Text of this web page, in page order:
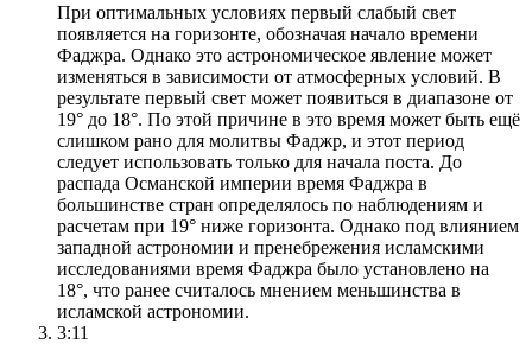
При оптимальных условиях первый слабый свет
появляется на горизонте, обозначая начало времени
Фаджра. Однако это астрономическое явление может
изменяться в зависимости от атмосферных условий. В
результате первый свет может появиться в диапазоне от
19° до 18°. По этой причине в это время может быть ещё
слишком рано для молитвы Фаджр, и этот период
следует использовать только для начала поста. До
распада Османской империи время Фаджра в
большинстве стран определялось по наблюдениям и
расчетам при 19° ниже горизонта. Однако под влиянием
западной астрономии и пренебрежения исламскими
исследованиями время Фаджра было установлено на
18°, что ранее считалось мнением меньшинства в
исламской астрономии.
3:11